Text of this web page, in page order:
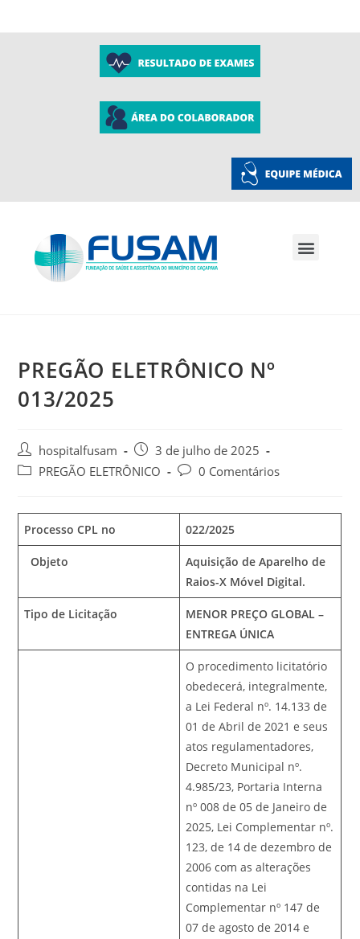
PREGÃO ELETRÔNICO Nº
013/2025
hospitalfusam
3 de julho de 2025
PREGÃO ELETRÔNICO
0 Comentários
Processo CPL no 022/2025
Objeto
Aquisição de Aparelho de
Raios-X Móvel Digital.
Tipo de Licitação
MENOR PREÇO GLOBAL –
ENTREGA ÚNICA
O procedimento licitatório
obedecerá, integralmente,
a Lei Federal nº. 14.133 de
01 de Abril de 2021 e seus
atos regulamentadores,
Decreto Municipal nº.
4.985/23, Portaria Interna
nº 008 de 05 de Janeiro de
2025, Lei Complementar nº.
123, de 14 de dezembro de
2006 com as alterações
contidas na Lei
Complementar nº 147 de
07 de agosto de 2014 e